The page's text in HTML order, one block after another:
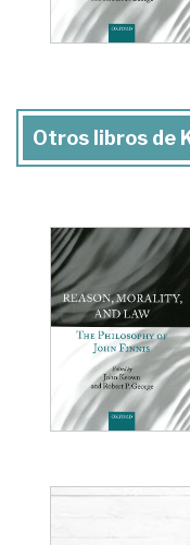
Otros libros de